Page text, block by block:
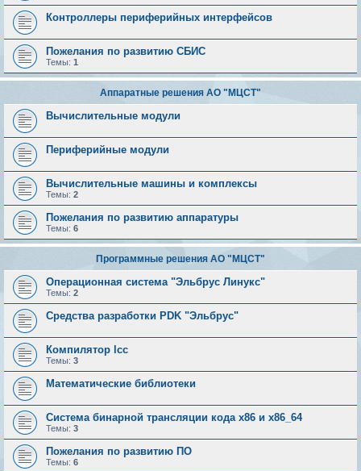
Контроллеры периферийных интерфейсов
Пожелания по развитию СБИС
Темы: 1
Аппаратные решения АО "МЦСТ"
Вычислительные модули
Периферийные модули
Вычислительные машины и комплексы
Темы: 2
Пожелания по развитию аппаратуры
Темы: 6
Программные решения АО "МЦСТ"
Операционная система "Эльбрус Линукс"
Темы: 2
Средства разработки PDK "Эльбрус"
Компилятор lcc
Темы: 3
Математические библиотеки
Система бинарной трансляции кода х86 и х86_64
Темы: 3
Пожелания по развитию ПО
Темы: 6